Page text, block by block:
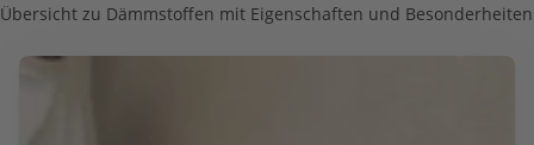
Übersicht zu Dämmstoffen mit Eigenschaften und Besonderheiten